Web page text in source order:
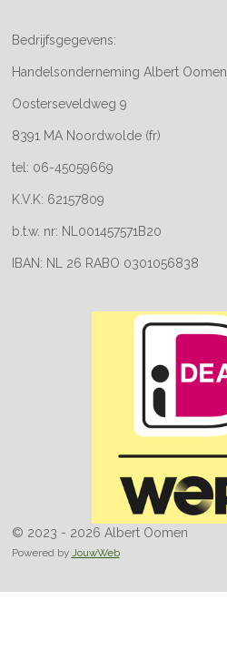
Bedrijfsgegevens:
Handelsonderneming Albert Oomen
Oosterseveldweg 9
8391 MA Noordwolde (fr)
tel: 06-45059669
K.V.K: 62157809
b.t.w. nr: NL001457571B20
IBAN: NL 26 RABO 0301056838
© 2023 - 2026 Albert Oomen
Powered by JouwWeb